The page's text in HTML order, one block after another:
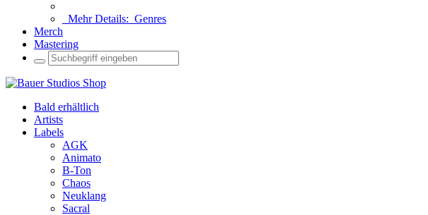
Mehr Details: Genres
Merch
Mastering
Bald erhältlich
Artists
Labels
AGK
Animato
B-Ton
Chaos
Neuklang
Sacral